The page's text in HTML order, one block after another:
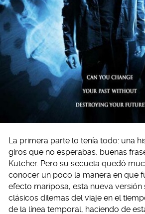
La primera parte lo tenía todo: una
giros que no esperabas, buenas
Kutcher. Pero su secuela quedó
conocer un poco la manera en que
efecto mariposa, esta nueva versión
clásicos dilemas del viaje en el
de la línea temporal, haciendo de